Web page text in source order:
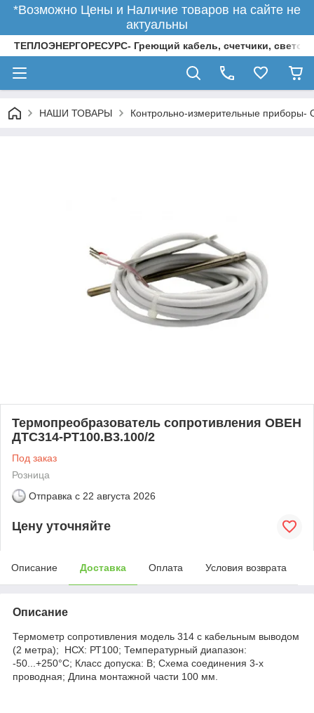
*Возможно Цены и Наличие товаров на сайте не
актуальны
ТЕПЛОЭНЕРГОРЕСУРС- Греющий кабель, счетчики,
НАШИ ТОВАРЫ Контрольно-измерительные приборы-
Термопреобразователь сопротивления ОВЕН
ДТС314-РТ100.В3.100/2
Под заказ
Розница
Отправка с 22 августа 2026
Цену уточняйте
Описание Доставка Оплата Условия возврата
Описание
Термометр сопротивления модель 314 с кабельным выводом
(2 метра); НСХ: РТ100; Температурный диапазон:
-50...+250°C; Класс допуска: В; Схема соединения 3-х
проводная; Длина монтажной части 100 мм.